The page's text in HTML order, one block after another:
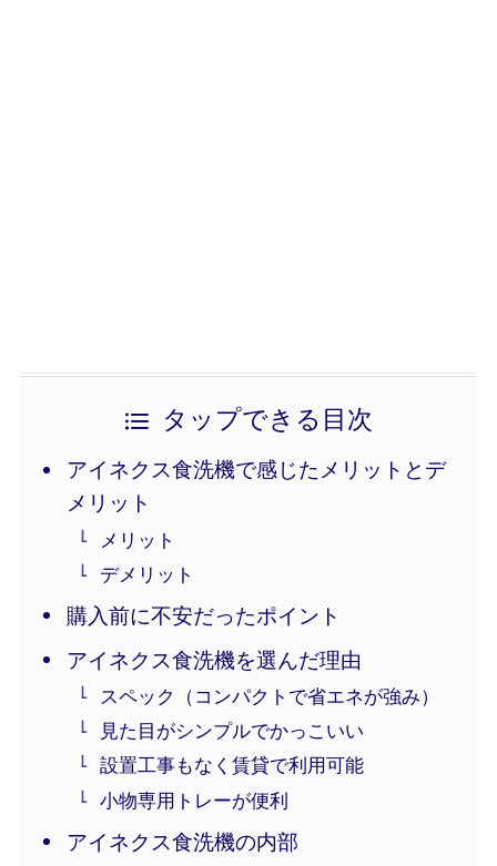
タップできる目次
アイネクス食洗機で感じたメリットとデ
メリット
メリット
デメリット
購入前に不安だったポイント
アイネクス食洗機を選んだ理由
スペック（コンパクトで省エネが強み）
見た目がシンプルでかっこいい
設置工事もなく賃貸で利用可能
小物専用トレーが便利
アイネクス食洗機の内部